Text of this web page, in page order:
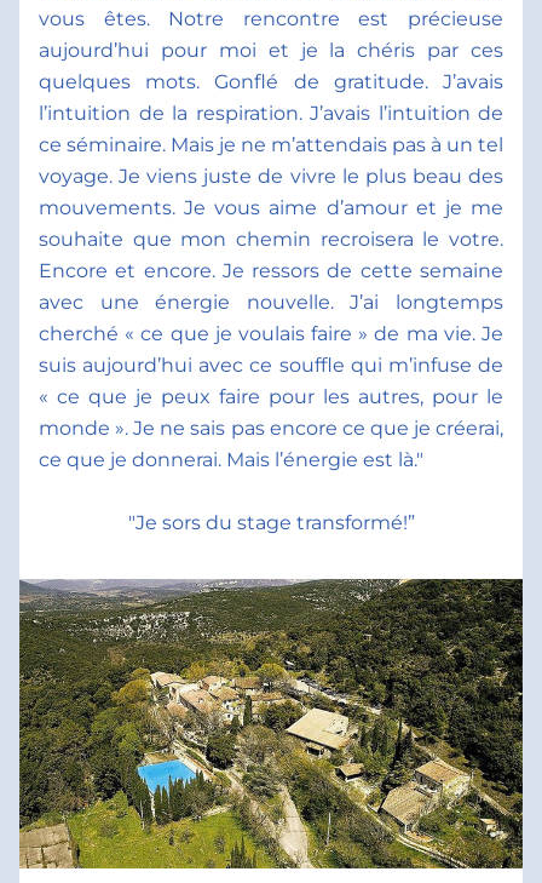
vous êtes. Notre rencontre est précieuse
aujourd’hui pour moi et je la chéris par ces
quelques mots. Gonflé de gratitude. J’avais
l’intuition de la respiration. J’avais l’intuition de
ce séminaire. Mais je ne m’attendais pas à un tel
voyage. Je viens juste de vivre le plus beau des
mouvements. Je vous aime d’amour et je me
souhaite que mon chemin recroisera le votre.
Encore et encore. Je ressors de cette semaine
avec une énergie nouvelle. J’ai longtemps
cherché « ce que je voulais faire » de ma vie. Je
suis aujourd’hui avec ce souffle qui m’infuse de
« ce que je peux faire pour les autres, pour le
monde ». Je ne sais pas encore ce que je créerai,
ce que je donnerai. Mais l’énergie est là."
"Je sors du stage transformé!”